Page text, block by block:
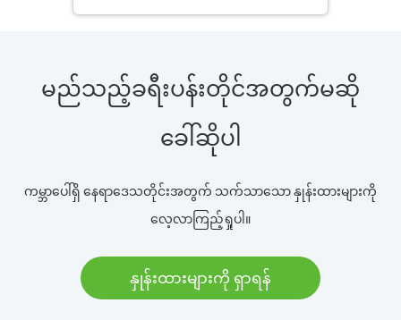
မည်သည့်ခရီးပန်းတိုင်အတွက်မဆို
ခေါ်ဆိုပါ
ကမ္ဘာပေါ်ရှိ နေရာဒေသတိုင်းအတွက် သက်သာသော နှုန်းထားများကို
လေ့လာကြည့်ရှုပါ။
နှုန်းထားများကို ရှာရန်